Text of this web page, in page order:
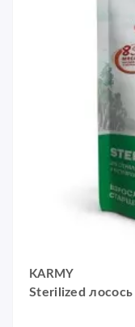
KARMY
Sterilized